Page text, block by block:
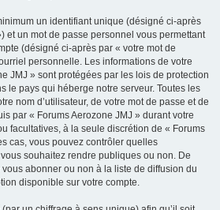
un identifiant unique (désigné ci-après
et un mot de passe personnel vous permettant
(désigné ci-après par « votre mot de
personnelle. Les informations de votre
JMJ » sont protégées par les lois de protection
le pays qui héberge notre serveur. Toutes les
nom d’utilisateur, de votre mot de passe et de
par « Forums Aerozone JMJ » durant votre
facultatives, à la seule discrétion de « Forums
cas, vous pouvez contrôler quelles
souhaitez rendre publiques ou non. De
abonner ou non à la liste de diffusion du
disponible sur votre compte.